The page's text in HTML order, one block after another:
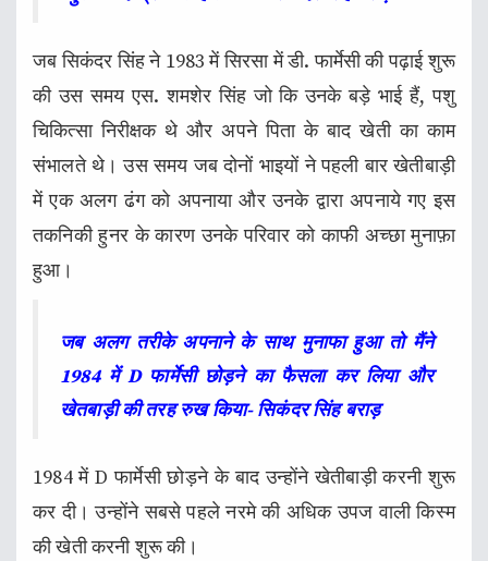
जब सिकंदर सिंह ने 1983 में सिरसा में डी. फार्मेसी की पढ़ाई शुरू
की उस समय एस. शमशेर सिंह जो कि उनके बड़े भाई हैं, पशु
चिकित्सा निरीक्षक थे और अपने पिता के बाद खेती का काम
संभालते थे। उस समय जब दोनों भाइयों ने पहली बार खेतीबाड़ी
में एक अलग ढंग को अपनाया और उनके द्वारा अपनाये गए इस
तकनिकी हुनर के कारण उनके परिवार को काफी अच्छा मुनाफ़ा
हुआ।
जब अलग तरीके अपनाने के साथ मुनाफा हुआ तो मैंने
1984 में D फार्मेसी छोड़ने का फैसला कर लिया और
खेतबाड़ी की तरह रुख किया- सिकंदर सिंह बराड़
1984 में D फार्मेसी छोड़ने के बाद उन्होंने खेतीबाड़ी करनी शुरू
कर दी। उन्होंने सबसे पहले नरमे की अधिक उपज वाली किस्म
की खेती करनी शुरू की।